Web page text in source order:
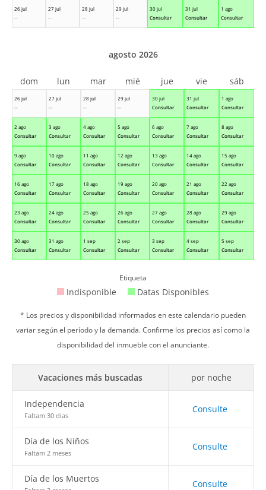
26 jul
--
27 jul
--
28 jul
--
29 jul
--
30 jul
Consultar
31 jul
Consultar
1 ago
Consultar
26 jul
--
27 jul
--
28 jul
--
29 jul
--
30 jul
Consultar
31 jul
Consultar
1 ago
Consultar
2 ago
Consultar
3 ago
Consultar
4 ago
Consultar
5 ago
Consultar
6 ago
Consultar
7 ago
Consultar
8 ago
Consultar
9 ago
Consultar
10 ago
Consultar
11 ago
Consultar
12 ago
Consultar
13 ago
Consultar
14 ago
Consultar
15 ago
Consultar
16 ago
Consultar
17 ago
Consultar
18 ago
Consultar
19 ago
Consultar
20 ago
Consultar
21 ago
Consultar
22 ago
Consultar
23 ago
Consultar
24 ago
Consultar
25 ago
Consultar
26 ago
Consultar
27 ago
Consultar
28 ago
Consultar
29 ago
Consultar
30 ago
Consultar
31 ago
Consultar
1 sep
Consultar
2 sep
Consultar
3 sep
Consultar
4 sep
Consultar
5 sep
Consultar
agosto 2026
dom lun mar mié jue vie sáb
Etiqueta
Indisponible Datas Disponibles
* Los precios y disponibilidad informados en este calendario pueden
variar según el período y la demanda. Confirme los precios así como la
disponibilidad del inmueble con el anunciante.
Vacaciones más buscadas por noche
Independencia
Faltam 30 dias
Consulte
Día de los Niños
Faltam 2 meses
Consulte
Día de los Muertos Consulte